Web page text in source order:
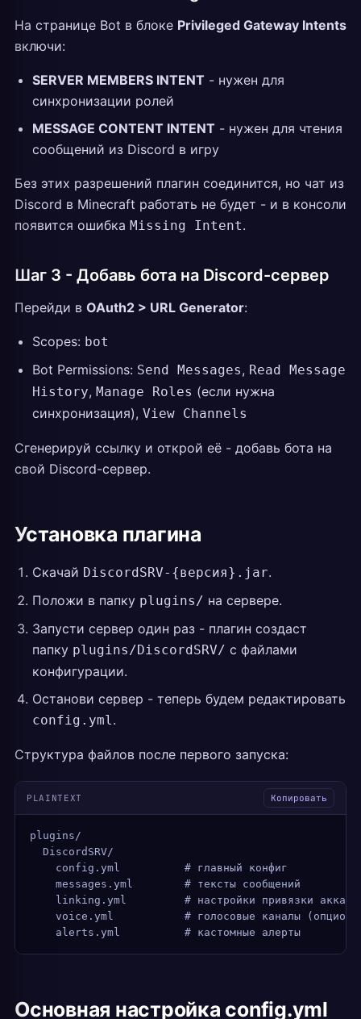
На странице Bot в блоке Privileged Gateway Intents
включи:
SERVER MEMBERS INTENT - нужен для
синхронизации ролей
MESSAGE CONTENT INTENT - нужен для чтения
сообщений из Discord в игру
Без этих разрешений плагин соединится, но чат из
Discord в Minecraft работать не будет - и в консоли
появится ошибка Missing Intent.
Шаг 3 - Добавь бота на Discord-сервер
Перейди в OAuth2 > URL Generator:
Scopes: bot
Bot Permissions: Send Messages, Read Message
History, Manage Roles (если нужна
синхронизация), View Channels
Сгенерируй ссылку и открой её - добавь бота на
свой Discord-сервер.
Установка плагина
Скачай DiscordSRV-{версия}.jar.
Положи в папку plugins/ на сервере.
Запусти сервер один раз - плагин создаст
папку plugins/DiscordSRV/ с файлами
конфигурации.
Останови сервер - теперь будем редактировать
config.yml.
Структура файлов после первого запуска:
PLAINTEXT Копировать
plugins/
  DiscordSRV/
    config.yml          # главный конфиг
    messages.yml        # тексты сообщений
linking.yml         # настройки привязки
voice.yml           # голосовые каналы
    alerts.yml          # кастомные алерты
Основная настройка config.yml